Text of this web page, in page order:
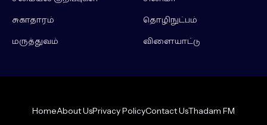
சுகாதாரம்
தொழிநுட்பம்
மருத்துவம்
விளையாட்டு
HomeAbout UsPrivacy PolicyContact UsThadam FM